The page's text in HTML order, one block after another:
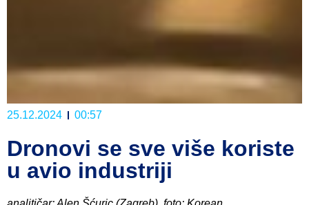
25.12.2024 00:57
Dronovi se sve više koriste
u avio industriji